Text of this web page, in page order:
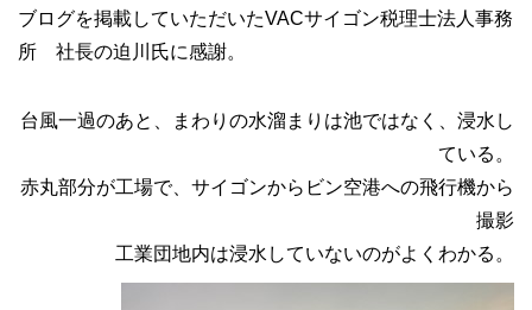
ブログを掲載していただいたVACサイゴン税理士法人事務
所 社長の迫川氏に感謝。
台風一過のあと、まわりの水溜まりは池ではなく、浸水し
ている。
赤丸部分が工場で、サイゴンからビン空港への飛行機から
撮影
工業団地内は浸水していないのがよくわかる。